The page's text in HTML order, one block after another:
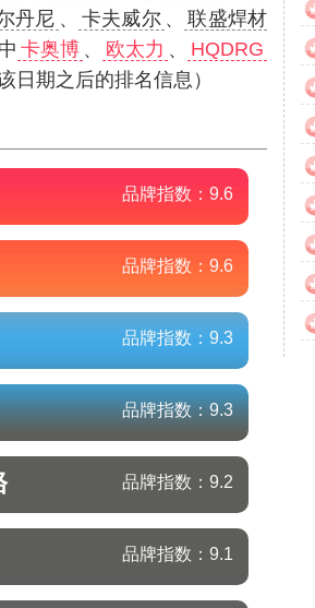
丹尼 、 卡夫威尔 、
联盛焊材
卡奥博 、 欧太力 、
HQDRG
日期之后的排名信息）
品牌指数： 9.6
品牌指数： 9.6
品牌指数： 9.3
品牌指数：9.3
品牌指数： 9.2
品牌指数： 9.1